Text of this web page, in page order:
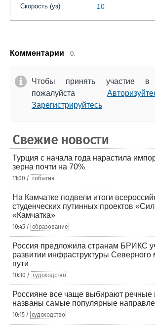
Скорость (уз) 10
Комментарии 0.
Чтобы принять участие в
пожалуйста
Зарегистрируйтесь
Свежие новости
Турция с начала года нарастила
зерна почти на 70%
11:00 / события
На Камчатке подвели итоги
студенческих путинных проектов
«Камчатка»
10:45 / образование
Россия предложила странам БРИКС
развитии инфраструктуры Северного
пути
10:30 / судоходство
Россияне все чаще выбирают речные
названы самые популярные
10:15 / судоходство